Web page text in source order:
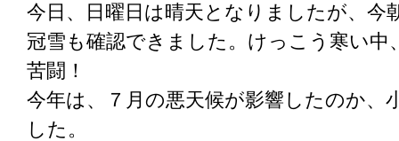
今日、日曜日は晴天となりましたが、
冠雪も確認できました。けっこう寒い
苦闘！
今年は、７月の悪天候が影響したのか、
した。